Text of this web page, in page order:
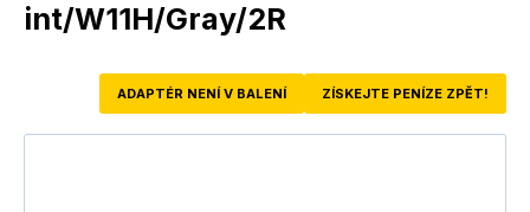
int/W11H/Gray/2R
ADAPTÉR NENÍ V BALENÍ ZÍSKEJTE PENÍZE ZPĚT!